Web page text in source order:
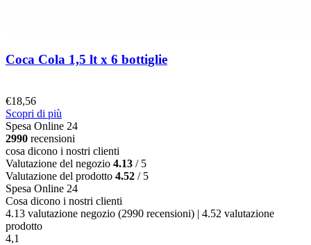
Coca Cola 1,5 lt x 6 bottiglie
€18,56
Scopri di più
Spesa Online 24
2990 recensioni
cosa dicono i nostri clienti
Valutazione del negozio 4.13 / 5
Valutazione del prodotto 4.52 / 5
Spesa Online 24
Cosa dicono i nostri clienti
4.13 valutazione negozio (2990 recensioni) | 4.52 valutazione
prodotto
4,1